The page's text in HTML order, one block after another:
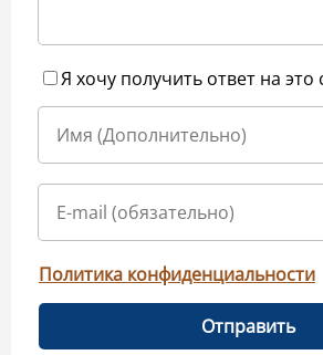
Я хочу получить ответ на
Политика конфиденциальности
Отправить